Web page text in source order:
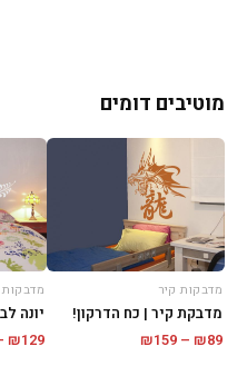
מוטיבים דומים
מדבקות קיר
מדבקת קיר | כח הדרקון!
₪89
–
₪159
מדבקות
יונה
₪129